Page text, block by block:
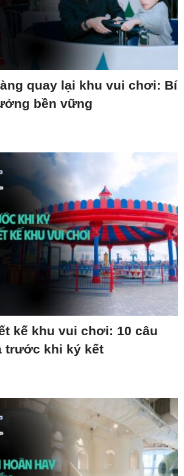
quay lại khu vui chơi: Bí
bền vững
kế khu vui chơi: 10 câu
trước khi ký kết